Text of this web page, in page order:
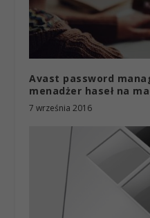
Avast password
menadżer haseł na
7 września 2016